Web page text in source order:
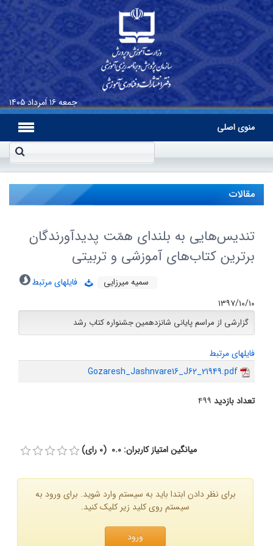
جمعه۱۶ اَمرداد ۱۴۰۵
منوی اصلی
مقالات
تندیس‌هایی به بلندای همّت پدیدآورندگان
برترین کتاب‌های آموزشی و تربیتی
سمیه میرزایی
فایلهای مرتبط
۱۳۹۷/۱۰/۱۰
گزارشی از مراسم پایانی شانزدهمین جشنواره کتاب رشد
فایلهای مرتبط
Gozaresh_Jashnvare16_J62_21949.pdf
تعداد بازدید ۴۹۹
میانگین امتیاز کاربران: 0.0 (0 رای)
برای نظر دادن ابتدا باید به سیستم وارد شوید. برای ورود به
سیستم روی کلید زیر کلیک کنید.
ورود